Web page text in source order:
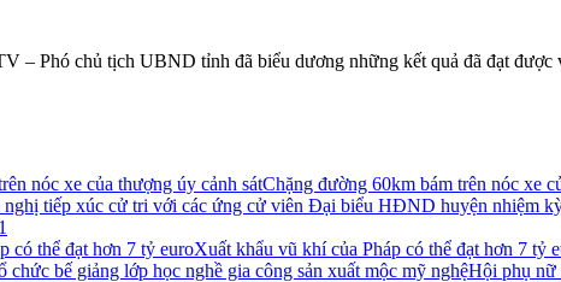
Phó chủ tịch UBND tỉnh đã biểu dương những kết quả đã đạt được
Chặng đường 60km bám trên nóc xe
Xuất khẩu vũ khí của Pháp có thể đạt hơn 7 tỷ
Hội phụ nữ